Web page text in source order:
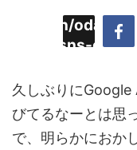
sns-
久しぶりに
びてるなーとは思
で、明らかにおか